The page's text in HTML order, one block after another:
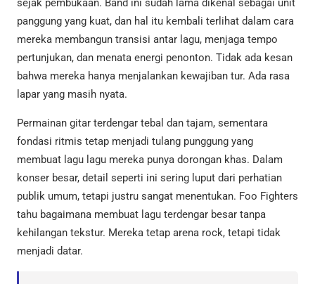
sejak pembukaan. Band ini sudah lama dikenal sebagai unit
panggung yang kuat, dan hal itu kembali terlihat dalam cara
mereka membangun transisi antar lagu, menjaga tempo
pertunjukan, dan menata energi penonton. Tidak ada kesan
bahwa mereka hanya menjalankan kewajiban tur. Ada rasa
lapar yang masih nyata.
Permainan gitar terdengar tebal dan tajam, sementara
fondasi ritmis tetap menjadi tulang punggung yang
membuat lagu lagu mereka punya dorongan khas. Dalam
konser besar, detail seperti ini sering luput dari perhatian
publik umum, tetapi justru sangat menentukan. Foo Fighters
tahu bagaimana membuat lagu terdengar besar tanpa
kehilangan tekstur. Mereka tetap arena rock, tetapi tidak
menjadi datar.